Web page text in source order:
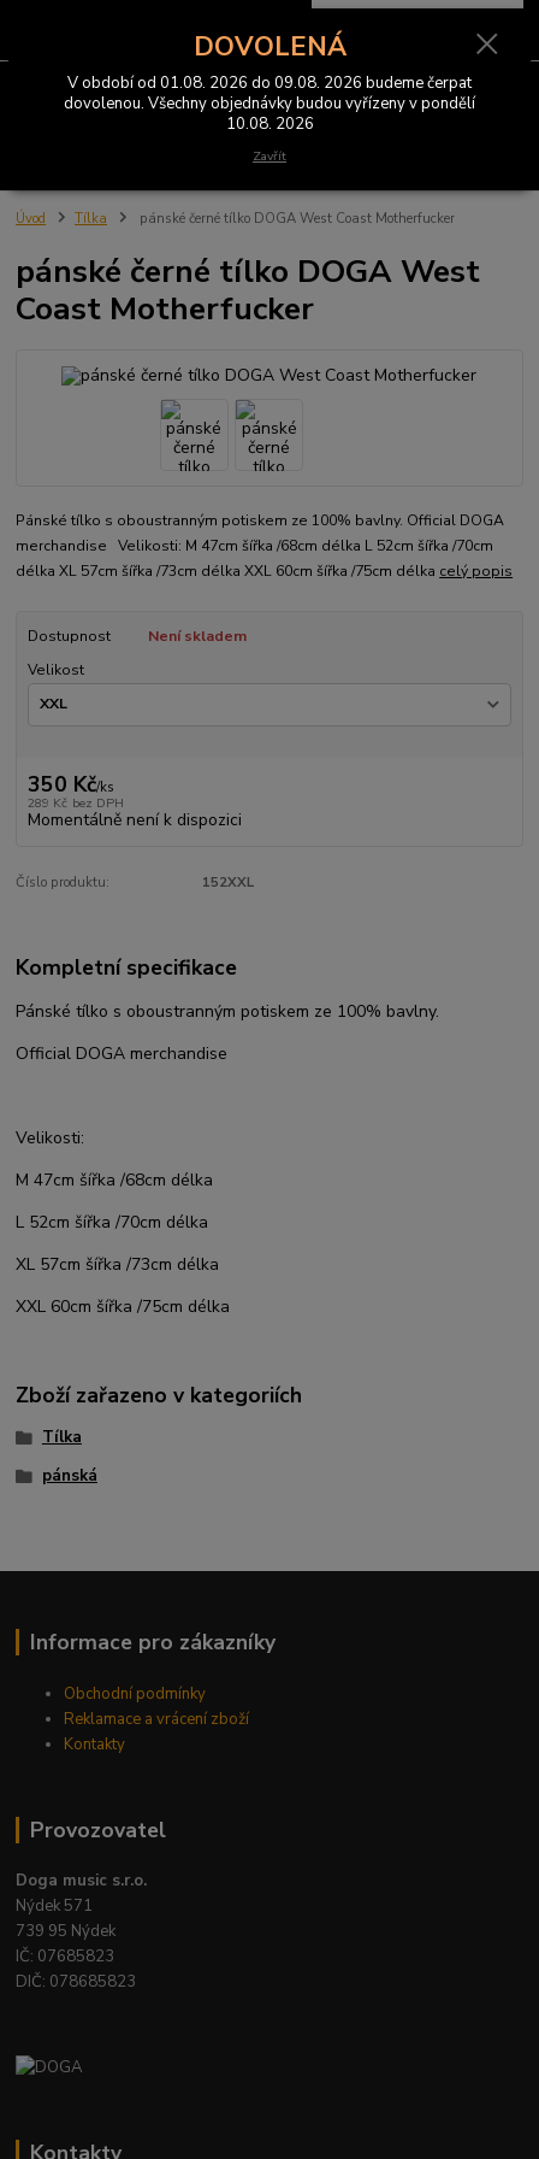
Menu
0 Kč
Úvod Tílka pánské černé tílko DOGA West Coast Motherfucker
pánské černé tílko DOGA West
Coast Motherfucker
Pánské tílko s oboustranným potiskem ze 100% bavlny. Official DOGA
merchandise Velikosti: M 47cm šířka /68cm délka L 52cm šířka /70cm
délka XL 57cm šířka /73cm délka XXL 60cm šířka /75cm délka celý popis
Dostupnost
Není skladem
Velikost
350 Kč/ks
289 Kč bez DPH
Momentálně není k dispozici
Číslo produktu: 152XXL
Kompletní specifikace
Pánské tílko s oboustranným potiskem ze 100% bavlny.
Official DOGA merchandise
Velikosti:
M 47cm šířka /68cm délka
L 52cm šířka /70cm délka
XL 57cm šířka /73cm délka
XXL 60cm šířka /75cm délka
Zboží zařazeno v kategoriích
Tílka
pánská
Informace pro zákazníky
Obchodní podmínky
Reklamace a vrácení zboží
Kontakty
Provozovatel
Doga music s.r.o.
Nýdek 571
739 95 Nýdek
IČ: 07685823
DIČ: 078685823
Kontakty
DOVOLENÁ
V období od 01.08. 2026 do 09.08. 2026 budeme čerpat
dovolenou. Všechny objednávky budou vyřízeny v pondělí
10.08. 2026
Zavřít